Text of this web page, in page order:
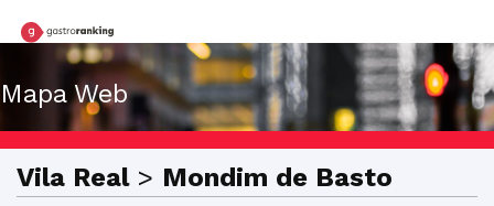
Mapa Web
Vila Real> Mondim de Basto